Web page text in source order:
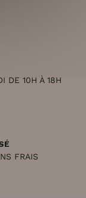
DE 10H À 18H
FRAIS